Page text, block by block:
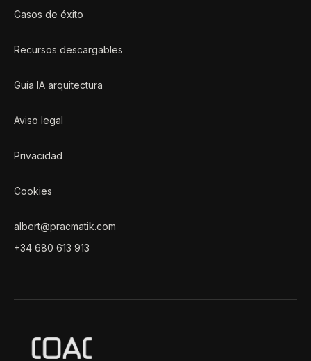
Casos de éxito
Recursos descargables
Guía IA arquitectura
Aviso legal
Privacidad
Cookies
albert@pracmatik.com
+34 680 613 913